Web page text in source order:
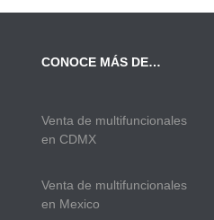
CONOCE MÁS DE…
Venta de multifuncionales
en CDMX
Venta de multifuncionales
en Mexico